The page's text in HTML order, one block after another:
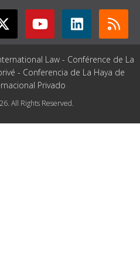
Law - Conférence de La
- Conferencia de La Haya de
Privado
All Rights Reserved.